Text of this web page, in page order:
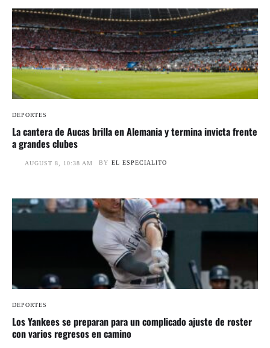
DEPORTES
La cantera de Aucas brilla en Alemania y termina invicta frente
a grandes clubes
AUGUST 8, 10:38 AM BY EL ESPECIALITO
DEPORTES
Los Yankees se preparan para un complicado ajuste de roster
con varios regresos en camino